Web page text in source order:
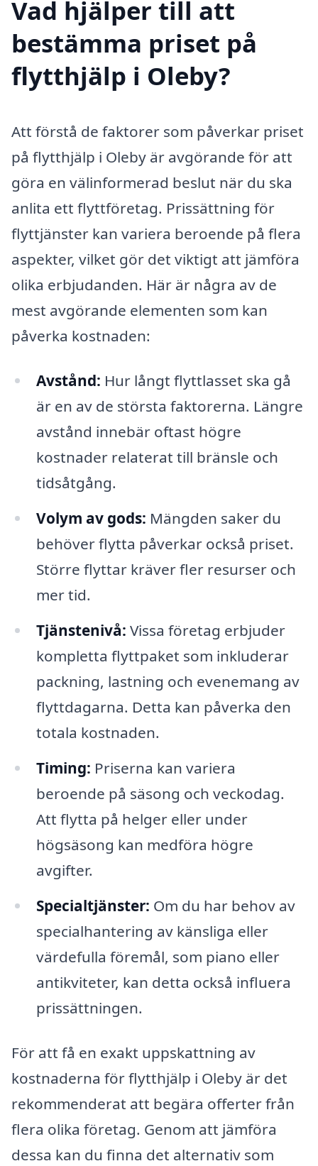
Vad hjälper till att
bestämma priset på
flytthjälp i Oleby?
Att förstå de faktorer som påverkar priset
på flytthjälp i Oleby är avgörande för att
göra en välinformerad beslut när du ska
anlita ett flyttföretag. Prissättning för
flyttjänster kan variera beroende på flera
aspekter, vilket gör det viktigt att jämföra
olika erbjudanden. Här är några av de
mest avgörande elementen som kan
påverka kostnaden:
Avstånd: Hur långt flyttlasset ska gå
är en av de största faktorerna. Längre
avstånd innebär oftast högre
kostnader relaterat till bränsle och
tidsåtgång.
Volym av gods: Mängden saker du
behöver flytta påverkar också priset.
Större flyttar kräver fler resurser och
mer tid.
Tjänstenivå: Vissa företag erbjuder
kompletta flyttpaket som inkluderar
packning, lastning och evenemang av
flyttdagarna. Detta kan påverka den
totala kostnaden.
Timing: Priserna kan variera
beroende på säsong och veckodag.
Att flytta på helger eller under
högsäsong kan medföra högre
avgifter.
Specialtjänster: Om du har behov av
specialhantering av känsliga eller
värdefulla föremål, som piano eller
antikviteter, kan detta också influera
prissättningen.
För att få en exakt uppskattning av
kostnaderna för flytthjälp i Oleby är det
rekommenderat att begära offerter från
flera olika företag. Genom att jämföra
dessa kan du finna det alternativ som